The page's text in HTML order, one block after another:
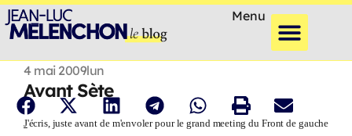
Menu
4 mai 2009lun
Avant Sète
J'écris, juste avant de m'envoler pour le grand meeting du Front de gauche